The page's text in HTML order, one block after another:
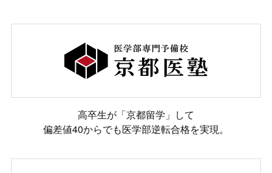
高卒生が「京都留学」して
偏差値40からでも医学部逆転合格を実現。